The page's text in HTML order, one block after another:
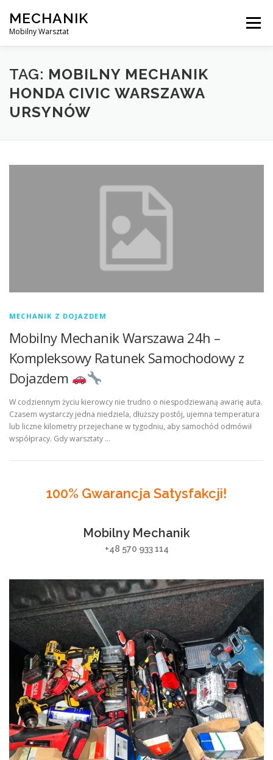
content
MECHANIK
Mobilny Warsztat
Menu
MOBILNY MECHANIK ELEKTRYK SAMOCHODOWY
BLOG KONTAKT
TAG: MOBILNY MECHANIK
HONDA CIVIC WARSZAWA
URSYNÓW
MECHANIK Z DOJAZDEM
Mobilny Mechanik Warszawa 24h –
Kompleksowy Ratunek Samochodowy z
Dojazdem
W codziennym życiu kierowcy nie trudno o niespodziewaną awarię auta.
Czasem wystarczy jedna niedziela, dłuższy postój, ujemna temperatura
lub liczne kilometry przejechane w tygodniu, aby samochód odmówił
współpracy. Gdy warsztaty …
100% Gwarancja Satysfakcji!
Mobilny Mechanik
+48 570 933 114